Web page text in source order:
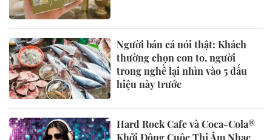
Người bán cá nói thật: Khách
thường chọn con to, người
trong nghề lại nhìn vào 5 dấu
hiệu này trước
Hard Rock Cafe và Coca-Cola®
Khởi Động Cuộc Thi Âm Nhạc